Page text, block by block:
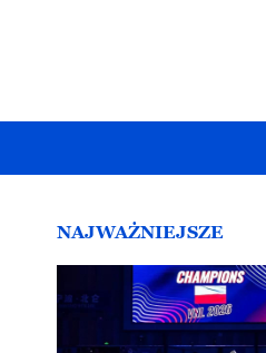
NAJWAŻNIEJSZE